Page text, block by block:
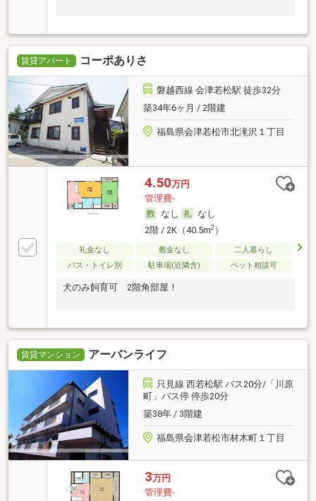
賃貸アパート コーポありさ
磐越西線 会津若松駅 徒歩32分
築34年6ヶ月 / 2階建
福島県会津若松市北滝沢１丁目
4.50万円
管理費-
なし
なし
2階 / 2K（40.5m2）
礼金なし 敷金なし
二人暮らし
バス・トイレ別
駐車場(近隣含) ペット相談可
犬のみ飼育可 2階角部屋！
賃貸マンション アーバンライフ
只見線 西若松駅 バス20分/「川原
町」バス停 停歩20分
築38年 / 3階建
福島県会津若松市材木町１丁目
3万円
管理費-